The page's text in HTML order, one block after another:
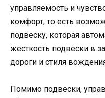
управляемость и
комфорт, то есть
подвеску, которая
жесткость подвески в
дороги и стиля
Помимо подвески,